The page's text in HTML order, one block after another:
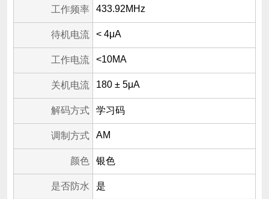
工作频率 433.92MHz
待机电流 < 4μA
工作电流 <10MA
关机电流 180 ± 5μA
解码方式 学习码
调制方式 AM
颜色 银色
是否防水 是